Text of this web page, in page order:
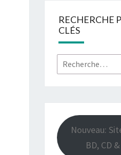
RECHERCHE
CLÉS
Rechercher :
Nouveau:
BD, CD